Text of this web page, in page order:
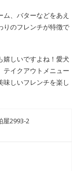
、バターなどをあえ
りのフレンチが特徴で
嬉しいですよね！愛犬
テイクアウトメニュー
味しいフレンチを楽し
屋2993-2